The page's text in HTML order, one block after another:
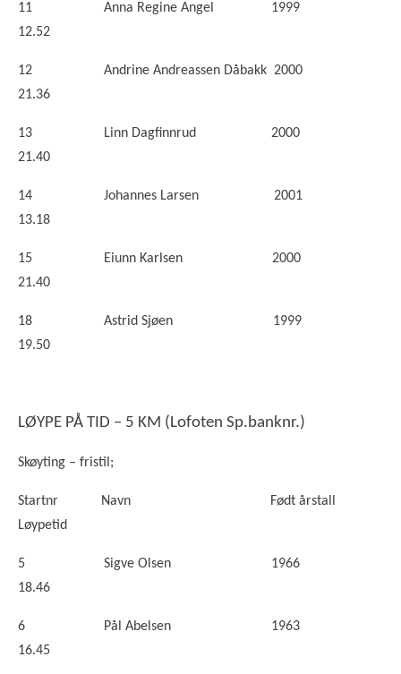
11 Anna Regine Angel 1999
12.52
12 Andrine Andreassen Dåbakk 2000
21.36
13 Linn Dagfinnrud 2000
21.40
14 Johannes Larsen 2001
13.18
15 Eiunn Karlsen 2000
21.40
18 Astrid Sjøen 1999
19.50
LØYPE PÅ TID – 5 KM (Lofoten Sp.banknr.)
Skøyting – fristil;
Startnr Navn Født årstall
Løypetid
5 Sigve Olsen 1966
18.46
6 Pål Abelsen 1963
16.45